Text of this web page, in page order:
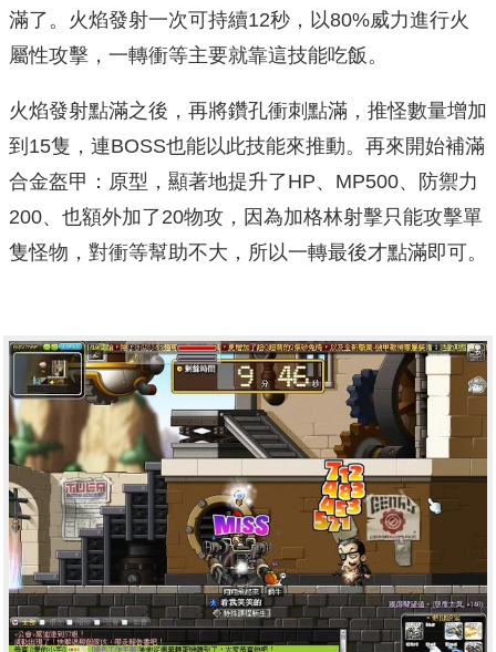
滿了。火焰發射一次可持續12秒，以80%威力進行火
屬性攻擊，一轉衝等主要就靠這技能吃飯。
火焰發射點滿之後，再將鑽孔衝刺點滿，推怪數量增加
到15隻，連BOSS也能以此技能來推動。再來開始補滿
合金盔甲：原型，顯著地提升了HP、MP500、防禦力
200、也額外加了20物攻，因為加格林射擊只能攻擊單
隻怪物，對衝等幫助不大，所以一轉最後才點滿即可。